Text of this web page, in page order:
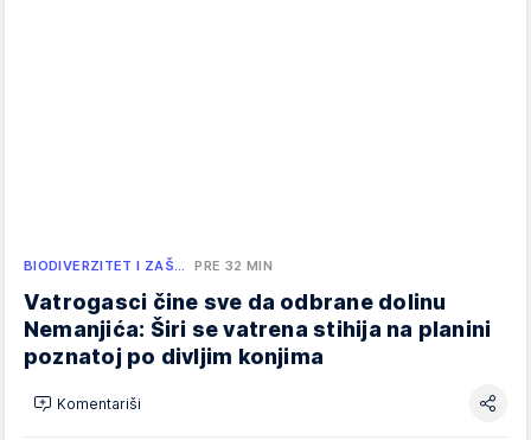
BIODIVERZITET I ZAŠ… PRE 32 MIN
Vatrogasci čine sve da odbrane dolinu
Nemanjića: Širi se vatrena stihija na planini
poznatoj po divljim konjima
Komentariši